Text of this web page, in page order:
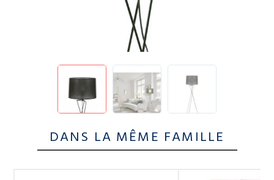
DANS LA MÊME FAMILLE